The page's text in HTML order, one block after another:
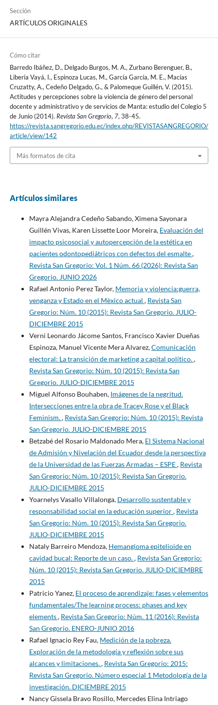
Sección
ARTÍCULOS ORIGINALES
Cómo citar
Barredo Ibáñez, D., Delgado Burgos, M. A., Zurbano Berenguer, B.,
Liberia Vayá, I., Espinoza Lucas, M., García García, M. E., Macías
Cruzatty, A., Cedeño Delgado, G., & Palomeque Guillén, V. (2015).
Actitudes y percepciones sobre la violencia de género del personal
docente y administrativo y de servicios de Manta: estudio del Colegio 5
de Junio (2014). Revista San Gregorio, 7, 38-45.
https://revista.sangregorio.edu.ec/index.php/REVISTASANGREGORIO/
article/view/142
Más formatos de cita
Artículos similares
Mayra Alejandra Cedeño Sabando, Ximena Sayonara
Guillén Vivas, Karen Lissette Loor Moreira, Evaluación del
impacto psicosocial y autopercepción de la estética en
pacientes odontopediátricos con defectos del esmalte,
Revista San Gregorio: Vol. 1 Núm. 66 (2026): Revista San
Gregorio. JUNIO 2026
Rafael Antonio Perez Taylor, Memoria y violencia:guerra,
venganza y Estado en el Mèxico actual , Revista San
Gregorio: Núm. 10 (2015): Revista San Gregorio. JULIO-
DICIEMBRE 2015
Verni Leonardo Jácome Santos, Francisco Xavier Dueñas
Espinoza, Manuel Vicente Mera Alvarez,Comunicación
electoral: La transición de marketing a capital político.,
Revista San Gregorio: Núm. 10 (2015): Revista San
Gregorio. JULIO-DICIEMBRE 2015
Miguel Alfonso Bouhaben, Imágenes de la negritud.
Intersecciones entre la obra de Tracey Rose y el Black
Feminism., Revista San Gregorio: Núm. 10 (2015): Revista
San Gregorio. JULIO-DICIEMBRE 2015
Betzabé del Rosario Maldonado Mera, El Sistema Nacional
de Admisión y Nivelación del Ecuador desde la perspectiva
de la Universidad de las Fuerzas Armadas – ESPE, Revista
San Gregorio: Núm. 10 (2015): Revista San Gregorio.
JULIO-DICIEMBRE 2015
Yoarnelys Vasallo Villalonga, Desarrollo sustentable y
responsabilidad social en la educación superior, Revista
San Gregorio: Núm. 10 (2015): Revista San Gregorio.
JULIO-DICIEMBRE 2015
Nataly Barreiro Mendoza, Hemangioma epitelioide en
cavidad bucal: Reporte de un caso., Revista San Gregorio:
Núm. 10 (2015): Revista San Gregorio. JULIO-DICIEMBRE
2015
Patricio Yanez, El proceso de aprendizaje: fases y elementos
fundamentales/The learning process: phases and key
elements, Revista San Gregorio: Núm. 11 (2016): Revista
San Gregorio. ENERO-JUNIO 2016
Rafael Ignacio Rey Fau, Medición de la pobreza.
Exploración de la metodología y reflexión sobre sus
alcances y limitaciones., Revista San Gregorio: 2015:
Revista San Gregorio. Número especial 1 Metodología de la
investigación. DICIEMBRE 2015
Nancy Gissela Bravo Rosillo, Mercedes Elina Intriago